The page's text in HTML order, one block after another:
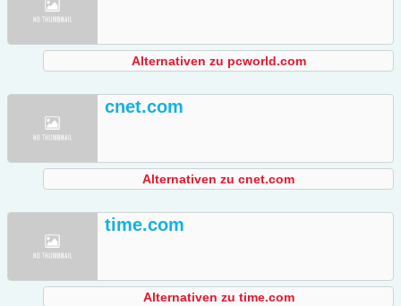
Alternativen zu pcworld.com
cnet.com
Alternativen zu cnet.com
time.com
Alternativen zu time.com